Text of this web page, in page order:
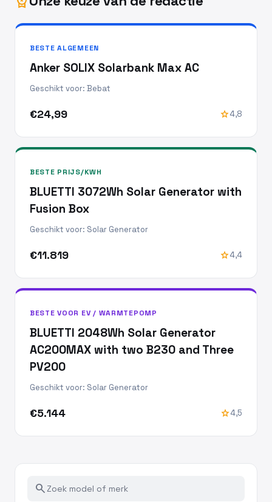
BESTE ALGEMEEN
Anker SOLIX Solarbank Max AC
Geschikt voor: Bebat
€24,99 star4,8
BESTE PRIJS/KWH
BLUETTI 3072Wh Solar Generator with
Fusion Box
Geschikt voor: Solar Generator
€11.819 star4,4
BESTE VOOR EV / WARMTEPOMP
BLUETTI 2048Wh Solar Generator
AC200MAX with two B230 and Three
PV200
Geschikt voor: Solar Generator
€5.144 star4,5
search